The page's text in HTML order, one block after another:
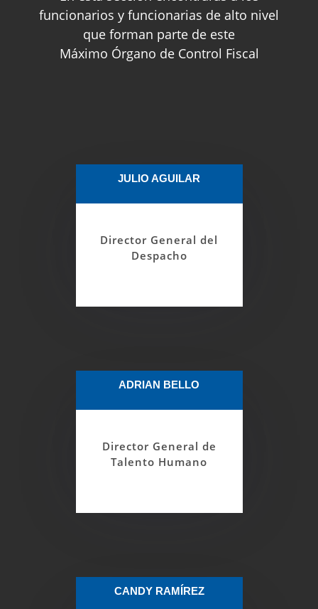
funcionarios y funcionarias de alto nivel
que forman parte de este
Máximo Órgano de Control Fiscal
Director General del
Despacho
JULIO AGUILAR
oportuna, adecuada y efectiva.
Director General de
Talento Humano
ADRIAN BELLO
Talento Humano.
CANDY RAMÍREZ